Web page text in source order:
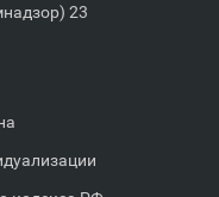
23